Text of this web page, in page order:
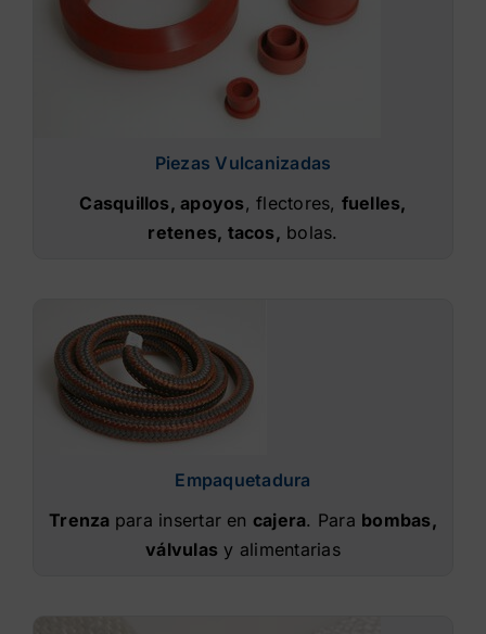
Piezas Vulcanizadas
Casquillos, apoyos, flectores, fuelles,
retenes, tacos, bolas.
Empaquetadura
Trenza para insertar en cajera. Para bombas,
válvulas y alimentarias